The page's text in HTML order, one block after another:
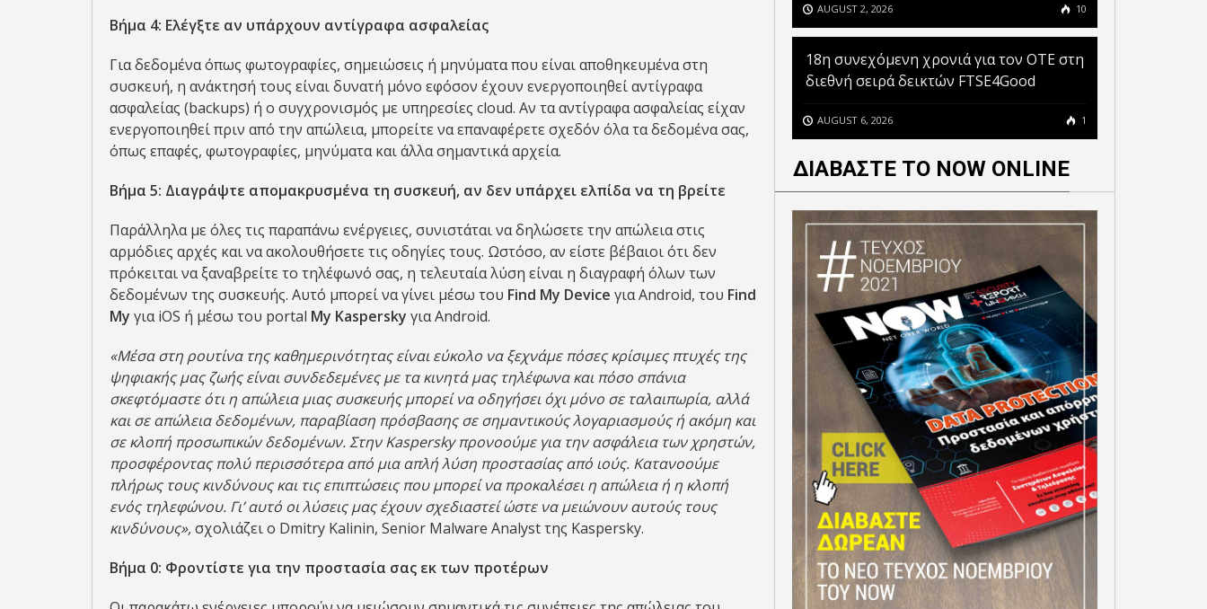
Βήμα 4: Ελέγξτε αν υπάρχουν αντίγραφα ασφαλείας
Για δεδομένα όπως φωτογραφίες, σημειώσεις ή μηνύματα που είναι αποθηκευμένα στη
συσκευή, η ανάκτησή τους είναι δυνατή μόνο εφόσον έχουν ενεργοποιηθεί αντίγραφα
ασφαλείας (backups) ή ο συγχρονισμός με υπηρεσίες cloud. Αν τα αντίγραφα ασφαλείας είχαν
ενεργοποιηθεί πριν από την απώλεια, μπορείτε να επαναφέρετε σχεδόν όλα τα δεδομένα σας,
όπως επαφές, φωτογραφίες, μηνύματα και άλλα σημαντικά αρχεία.
Βήμα 5: Διαγράψτε απομακρυσμένα τη συσκευή, αν δεν υπάρχει ελπίδα να τη βρείτε
Παράλληλα με όλες τις παραπάνω ενέργειες, συνιστάται να δηλώσετε την απώλεια στις
αρμόδιες αρχές και να ακολουθήσετε τις οδηγίες τους. Ωστόσο, αν είστε βέβαιοι ότι δεν
πρόκειται να ξαναβρείτε το τηλέφωνό σας, η τελευταία λύση είναι η διαγραφή όλων των
δεδομένων της συσκευής. Αυτό μπορεί να γίνει μέσω του Find My Device για Android, του Find
My για iOS ή μέσω του portal My Kaspersky για Android.
«Μέσα στη ρουτίνα της καθημερινότητας είναι εύκολο να ξεχνάμε πόσες κρίσιμες πτυχές της
ψηφιακής μας ζωής είναι συνδεδεμένες με τα κινητά μας τηλέφωνα και πόσο σπάνια
σκεφτόμαστε ότι η απώλεια μιας συσκευής μπορεί να οδηγήσει όχι μόνο σε ταλαιπωρία, αλλά
και σε απώλεια δεδομένων, παραβίαση πρόσβασης σε σημαντικούς λογαριασμούς ή ακόμη και
σε κλοπή προσωπικών δεδομένων. Στην Kaspersky προνοούμε για την ασφάλεια των χρηστών,
προσφέροντας πολύ περισσότερα από μια απλή λύση προστασίας από ιούς. Κατανοούμε
πλήρως τους κινδύνους και τις επιπτώσεις που μπορεί να προκαλέσει η απώλεια ή η κλοπή
ενός τηλεφώνου. Γι’ αυτό οι λύσεις μας έχουν σχεδιαστεί ώστε να μειώνουν αυτούς τους
κινδύνους»,σχολιάζει ο Dmitry Kalinin, Senior Malware Analyst της Kaspersky.
Βήμα 0: Φροντίστε για την προστασία σας εκ των προτέρων
AUGUST 2, 2026 10
18η συνεχόμενη χρονιά για τον ΟΤΕ στη
διεθνή σειρά δεικτών FTSE4Good
AUGUST 6, 2026 1
ΔΙΑΒΑΣΤΕ ΤΟ NOW ONLINE